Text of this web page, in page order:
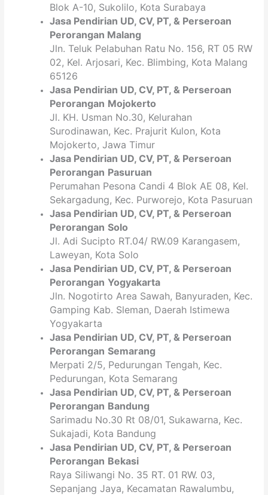
Blok A-10, Sukolilo, Kota Surabaya
Jasa Pendirian UD, CV, PT, & Perseroan
Perorangan Malang
Jln. Teluk Pelabuhan Ratu No. 156, RT 05 RW
02, Kel. Arjosari, Kec. Blimbing, Kota Malang
65126
Jasa Pendirian UD, CV, PT, & Perseroan
Perorangan Mojokerto
Jl. KH. Usman No.30, Kelurahan
Surodinawan, Kec. Prajurit Kulon, Kota
Mojokerto, Jawa Timur
Jasa Pendirian UD, CV, PT, & Perseroan
Perorangan Pasuruan
Perumahan Pesona Candi 4 Blok AE 08, Kel.
Sekargadung, Kec. Purworejo, Kota Pasuruan
Jasa Pendirian UD, CV, PT, & Perseroan
Perorangan Solo
Jl. Adi Sucipto RT.04/ RW.09 Karangasem,
Laweyan, Kota Solo
Jasa Pendirian UD, CV, PT, & Perseroan
Perorangan Yogyakarta
Jln. Nogotirto Area Sawah, Banyuraden, Kec.
Gamping Kab. Sleman, Daerah Istimewa
Yogyakarta
Jasa Pendirian UD, CV, PT, & Perseroan
Perorangan Semarang
Merpati 2/5, Pedurungan Tengah, Kec.
Pedurungan, Kota Semarang
Jasa Pendirian UD, CV, PT, & Perseroan
Perorangan Bandung
Sarimadu No.30 Rt 08/01, Sukawarna, Kec.
Sukajadi, Kota Bandung
Jasa Pendirian UD, CV, PT, & Perseroan
Perorangan Bekasi
Raya Siliwangi No. 35 RT. 01 RW. 03,
Sepanjang Jaya, Kecamatan Rawalumbu,